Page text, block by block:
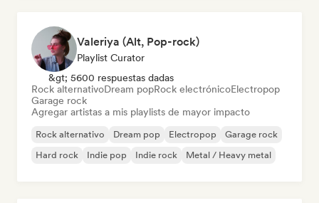
Valeriya (Alt, Pop-rock)
Playlist Curator
&gt; 5600 respuestas dadas
Rock alternativoDream popRock electrónicoElectropop
Garage rock
Agregar artistas a mis playlists de mayor impacto
Rock alternativo Dream pop Electropop
Garage rock
Hard rock
Indie pop Indie rock Metal / Heavy metal